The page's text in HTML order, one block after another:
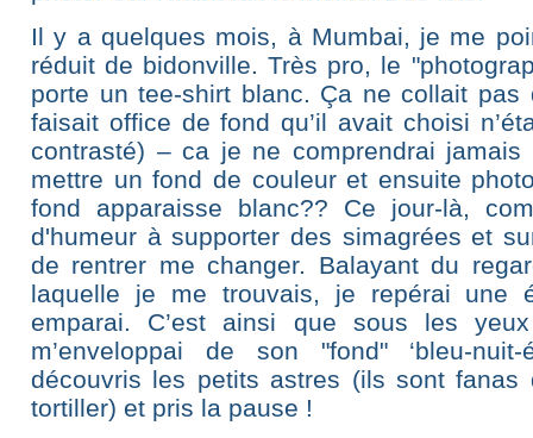
Il y a quelques mois, à Mumbai, je me
réduit de bidonville. Très pro, le
porte un tee-shirt blanc. Ça ne collait
faisait office de fond qu’il avait choisi
contrasté) – ca je ne comprendrai
mettre un fond de couleur et ensuite
fond apparaisse blanc?? Ce jour-là,
d'humeur à supporter des simagrées et
de rentrer me changer. Balayant du
laquelle je me trouvais, je repérai une
emparai. C’est ainsi que sous les
m’enveloppai de son "fond" ‘bleu-
découvris les petits astres (ils sont
tortiller) et pris la pause !